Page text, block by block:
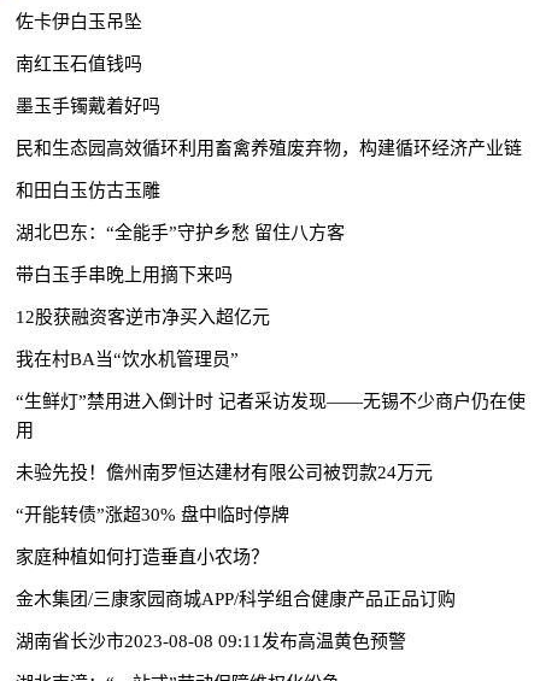
佐卡伊白玉吊坠
南红玉石值钱吗
墨玉手镯戴着好吗
民和生态园高效循环利用畜禽养殖废弃物，构建循环经济产业链
和田白玉仿古玉雕
湖北巴东：“全能手”守护乡愁 留住八方客
带白玉手串晚上用摘下来吗
12股获融资客逆市净买入超亿元
我在村BA当“饮水机管理员”
“生鲜灯”禁用进入倒计时 记者采访发现——无锡不少商户仍在使
用
未验先投！儋州南罗恒达建材有限公司被罚款24万元
“开能转债”涨超30% 盘中临时停牌
家庭种植如何打造垂直小农场？
金木集团/三康家园商城APP/科学组合健康产品正品订购
湖南省长沙市2023-08-08 09:11发布高温黄色预警